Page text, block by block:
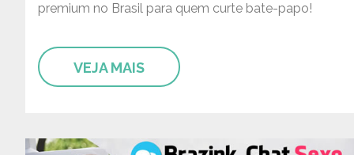
premium no Brasil para quem curte bate-papo!
VEJA MAIS